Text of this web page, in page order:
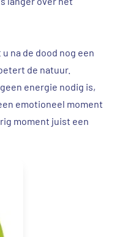
na de dood nog een
de natuur.
energie nodig is,
emotioneel moment
moment juist een